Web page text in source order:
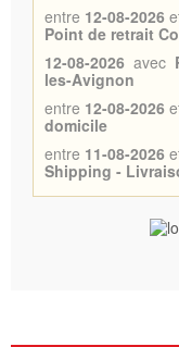
entre 12-08-2026
Point de retrait
12-08-2026 avec
les-Avignon
entre 12-08-2026
domicile
entre 11-08-2026
Shipping -